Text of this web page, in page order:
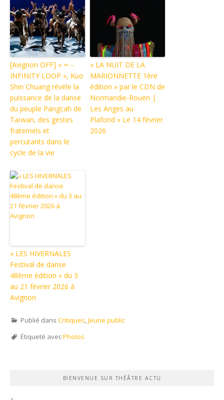
[Avignon OFF] « ∞ ‒
INFINITY LOOP », Kuo
Shin Chuang révèle la
puissance de la danse
du peuple Pangcah de
Taïwan, des gestes
fraternels et
percutants dans le
cycle de la vie
« LA NUIT DE LA
MARIONNETTE 1ère
édition » par le CDN de
Normandie-Rouen |
Les Anges au
Plafond » Le 14 février
2026
« LES HIVERNALES
Festival de danse
48ème édition » du 3
au 21 février 2026 à
Avignon
Publié dans Critiques,Jeune public
Étiqueté avecPhotos
BIENVENUE SUR THÉÂTRE ACTU